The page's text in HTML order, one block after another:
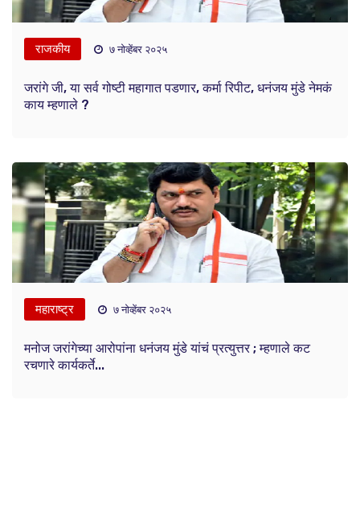
राजकीय ७ नोव्हेंबर २०२५
जरांगे जी, या सर्व गोष्टी महागात पडणार, कर्मा रिपीट, धनंजय मुंडे नेमकं
काय म्हणाले ?
महाराष्ट्र ७ नोव्हेंबर २०२५
मनोज जरांगेच्या आरोपांना धनंजय मुंडे यांचं प्रत्युत्तर ; म्हणाले कट
रचणारे कार्यकर्ते...